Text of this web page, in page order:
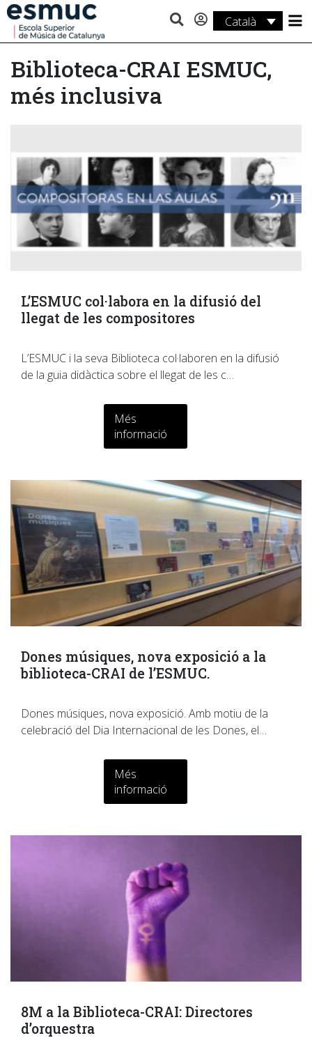
Català
Estudis
Recerca
Serveis
Biblioteca-CRAI ESMUC,
més inclusiva
L’ESMUC col·labora en la difusió del
llegat de les compositores
L’ESMUC i la seva Biblioteca col·laboren en la difusió
de la guia didàctica sobre el llegat de les c…
Més
informació
Dones músiques, nova exposició a la
biblioteca-CRAI de l’ESMUC.
Dones músiques, nova exposició. Amb motiu de la
celebració del Dia Internacional de les Dones, el…
Més
informació
8M a la Biblioteca-CRAI: Directores
d’orquestra